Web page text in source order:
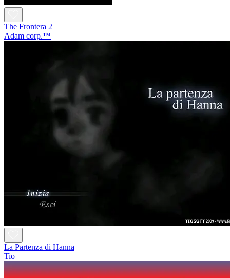
The Frontera 2
Adam corp.™
La Partenza di Hanna
Tio